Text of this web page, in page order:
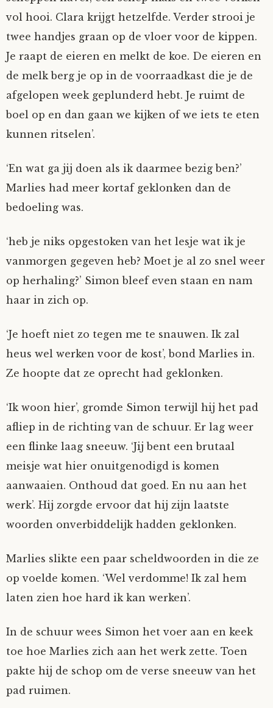
vol hooi. Clara krijgt hetzelfde. Verder strooi je
twee handjes graan op de vloer voor de kippen.
Je raapt de eieren en melkt de koe. De eieren en
de melk berg je op in de voorraadkast die je de
afgelopen week geplunderd hebt. Je ruimt de
boel op en dan gaan we kijken of we iets te eten
kunnen ritselen’.
‘En wat ga jij doen als ik daarmee bezig ben?’
Marlies had meer kortaf geklonken dan de
bedoeling was.
‘heb je niks opgestoken van het lesje wat ik je
vanmorgen gegeven heb? Moet je al zo snel weer
op herhaling?’ Simon bleef even staan en nam
haar in zich op.
‘Je hoeft niet zo tegen me te snauwen. Ik zal
heus wel werken voor de kost’, bond Marlies in.
Ze hoopte dat ze oprecht had geklonken.
‘Ik woon hier’, gromde Simon terwijl hij het pad
afliep in de richting van de schuur. Er lag weer
een flinke laag sneeuw. ‘Jij bent een brutaal
meisje wat hier onuitgenodigd is komen
aanwaaien. Onthoud dat goed. En nu aan het
werk’. Hij zorgde ervoor dat hij zijn laatste
woorden onverbiddelijk hadden geklonken.
Marlies slikte een paar scheldwoorden in die ze
op voelde komen. ‘Wel verdomme! Ik zal hem
laten zien hoe hard ik kan werken’.
In de schuur wees Simon het voer aan en keek
toe hoe Marlies zich aan het werk zette. Toen
pakte hij de schop om de verse sneeuw van het
pad ruimen.